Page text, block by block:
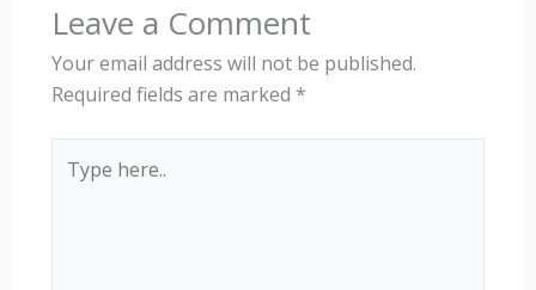
Leave a Comment
Your email address will not be published.
Required fields are marked *
here..